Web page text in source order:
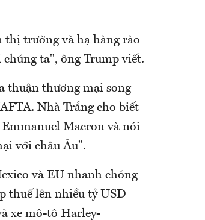
trường và hạ hàng rào
ta", ông Trump viết.
thuận thương mại song
Nhà Trắng cho biết
Macron và nói
với châu Âu".
và EU nhanh chóng
thuế lên nhiều tỷ USD
xe mô-tô Harley-